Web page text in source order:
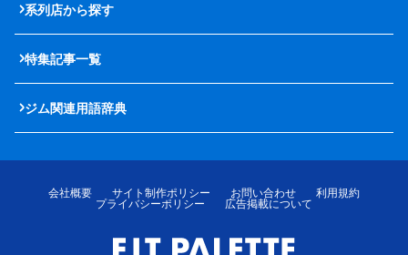
系列店から探す
特集記事一覧
ジム関連用語辞典
会社概要 サイト制作ポリシー お問い合わせ
利用規約
プライバシーポリシー
広告掲載について